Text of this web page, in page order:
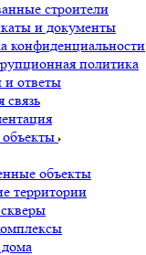
строители
и документы
конфиденциальности
политика
ответы
связь
объекты
территории